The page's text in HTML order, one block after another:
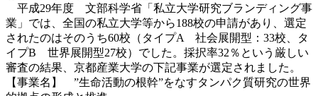
平成29年度 文部科学省「私立大学研究ブランディング事
業」では、全国の私立大学等から188校の申請があり、選定
されたのはそのうち60校（タイプA 社会展開型：33校、タ
イプB 世界展開型27校）でした。採択率32％という厳しい
審査の結果、京都産業大学の下記事業が選定されました。
【事業名】 ”生命活動の根幹”をなすタンパク質研究の世界